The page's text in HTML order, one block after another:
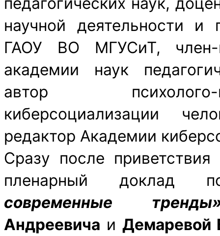
научной деятельности и
ГАОУ ВО МГУСиТ, член-
академии наук
автор психолого-
киберсоциализации
редактор Академии
Сразу после
пленарный
современные
Андреевича и Демаревой